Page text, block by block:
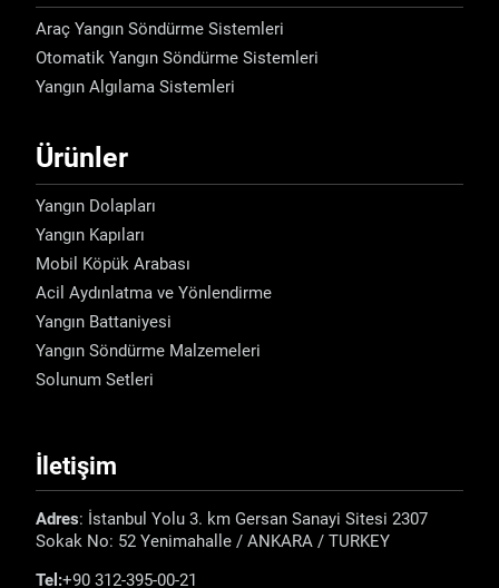
Araç Yangın Söndürme Sistemleri
Otomatik Yangın Söndürme Sistemleri
Yangın Algılama Sistemleri
Ürünler
Yangın Dolapları
Yangın Kapıları
Mobil Köpük Arabası
Acil Aydınlatma ve Yönlendirme
Yangın Battaniyesi
Yangın Söndürme Malzemeleri
Solunum Setleri
İletişim
Adres: İstanbul Yolu 3. km Gersan Sanayi Sitesi 2307
Sokak No: 52 Yenimahalle / ANKARA / TURKEY
Tel:+90 312-395-00-21